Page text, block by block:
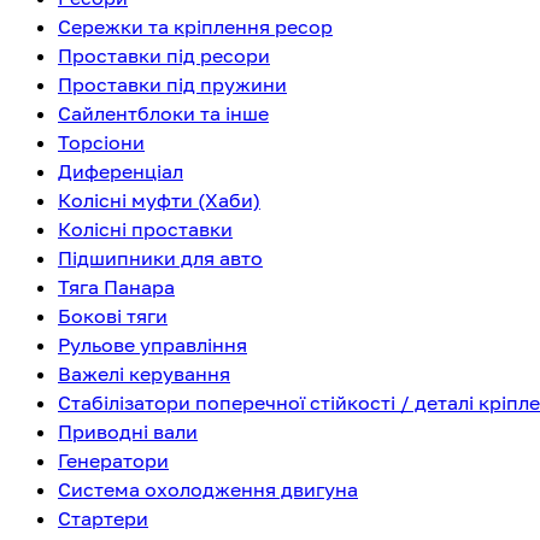
Сережки та кріплення ресор
Проставки під ресори
Проставки під пружини
Сайлентблоки та інше
Торсіони
Диференціал
Колісні муфти (Хаби)
Колісні проставки
Підшипники для авто
Тяга Панара
Бокові тяги
Рульове управління
Важелі керування
Стабілізатори поперечної стійкості / деталі
Приводні вали
Генератори
Система охолодження двигуна
Стартери